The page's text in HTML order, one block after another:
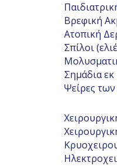
Βρεφική
Ατοπική
Σπίλοι
Σημάδια εκ
Ψείρες